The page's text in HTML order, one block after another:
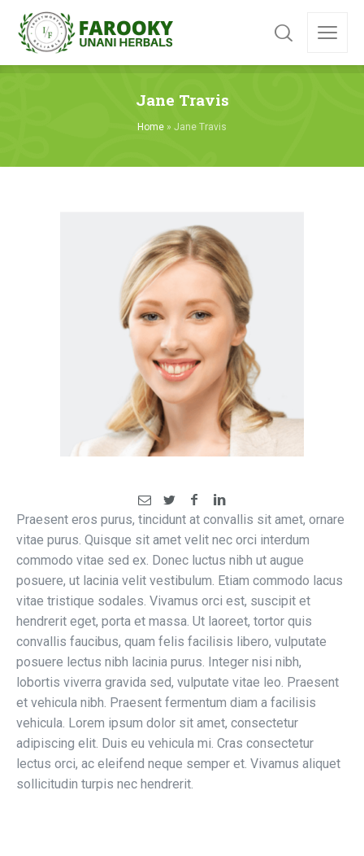
Jane Travis
Home » Jane Travis
Praesent eros purus, tincidunt at convallis sit amet, ornare
vitae purus. Quisque sit amet velit nec orci interdum
commodo vitae sed ex. Donec luctus nibh ut augue
posuere, ut lacinia velit vestibulum. Etiam commodo lacus
vitae tristique sodales. Vivamus orci est, suscipit et
hendrerit eget, porta et massa. Ut laoreet, tortor quis
convallis faucibus, quam felis facilisis libero, vulputate
posuere lectus nibh lacinia purus. Integer nisi nibh,
lobortis viverra gravida sed, vulputate vitae leo. Praesent
et vehicula nibh. Praesent fermentum diam a facilisis
vehicula. Lorem ipsum dolor sit amet, consectetur
adipiscing elit. Duis eu vehicula mi. Cras consectetur
lectus orci, ac eleifend neque semper et. Vivamus aliquet
sollicitudin turpis nec hendrerit.